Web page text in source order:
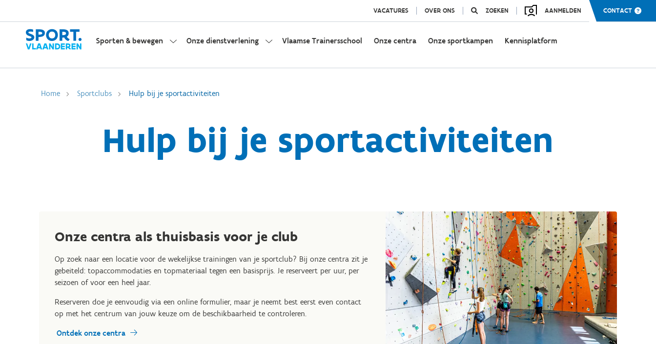
VACATURES OVER ONS ZOEKEN AANMELDEN CONTACT
Sporten & bewegen Onze dienstverlening Vlaamse Trainersschool Onze centra Onze sportkampen Kennisplatform
Home Sportclubs Hulp bij je sportactiviteiten
Hulp bij je sportactiviteiten
Onze centra als thuisbasis voor je club
Op zoek naar een locatie voor de wekelijkse trainingen van je sportclub? Bij onze centra zit je
gebeiteld: topaccommodaties en topmateriaal tegen een basisprijs. Je reserveert per uur, per
seizoen of voor een heel jaar.
Reserveren doe je eenvoudig via een online formulier, maar je neemt best eerst even contact
op met het centrum van jouw keuze om de beschikbaarheid te controleren.
Ontdek onze centra